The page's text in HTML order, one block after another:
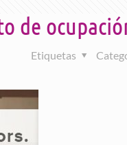
de
Etiquetas